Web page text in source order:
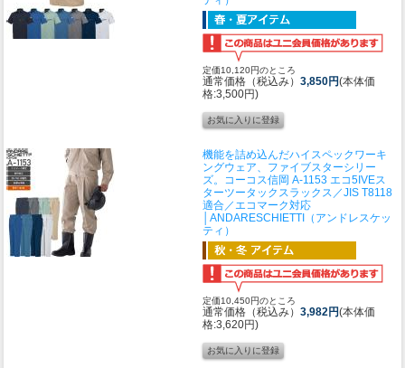
定価10,120円のところ
通常価格（税込み） 3,850円(本体価
格:3,500円)
機能を詰め込んだハイスペックワーキ
ングウェア、ファイブスターシリー
ズ。 コーコス信岡 A-1153 エコ5IVEス
ターツータックスラックス／JIS T8118
適合／エコマーク対応
│ANDARESCHIETTI（アンドレスケッ
ティ）
定価10,450円のところ
通常価格（税込み） 3,982円(本体価
格:3,620円)